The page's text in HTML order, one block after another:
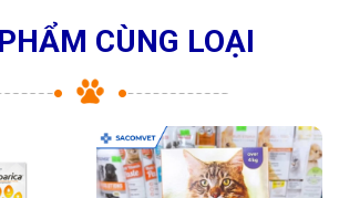
CÙNG LOẠI